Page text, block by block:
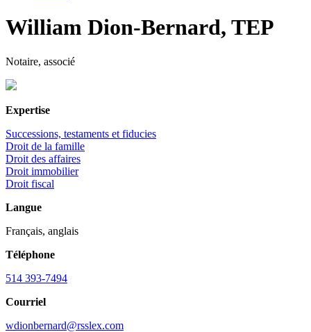
William Dion-Bernard, TEP
Notaire, associé
Expertise
Successions, testaments et fiducies
Droit de la famille
Droit des affaires
Droit immobilier
Droit fiscal
Langue
Français, anglais
Téléphone
514 393-7494
Courriel
wdionbernard@rsslex.com